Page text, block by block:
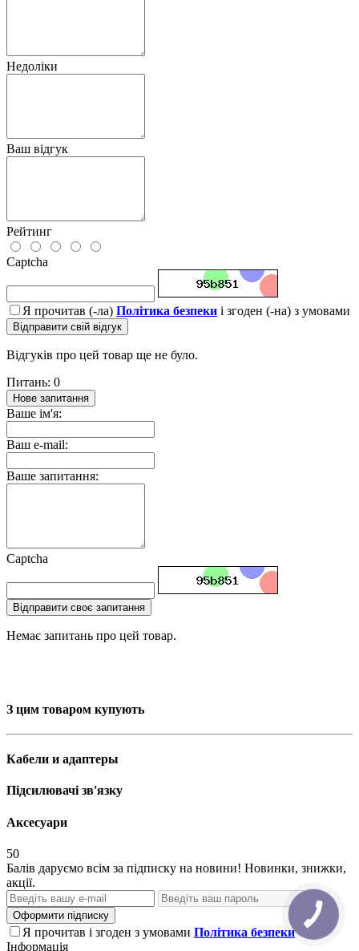
Недоліки
Ваш відгук
Рейтинг
Captcha
Я прочитав (-ла) Політика безпеки і згоден (-на) з умовами
Відправити свій відгук
Відгуків про цей товар ще не було.
Питань: 0
Нове запитання
Ваше ім'я:
Ваш e-mail:
Ваше запитання:
Captcha
Відправити своє запитання
Немає запитань про цей товар.
З цим товаром купують
Кабели и адаптеры
Підсилювачі зв'язку
Аксесуари
50
Балів даруємо всім за підписку на новини! Новинки, знижки,
акції.
Оформити підписку
Я прочитав і згоден з умовами Політика безпеки
Інформація